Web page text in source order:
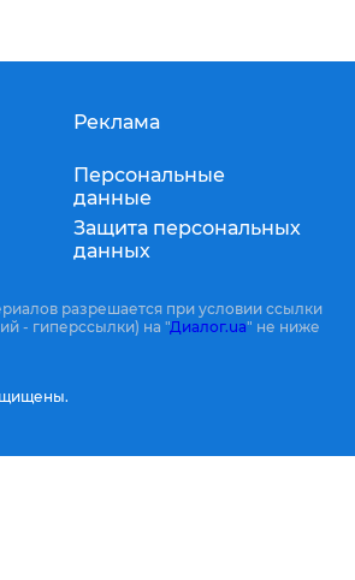
Реклама
Персональные
данные
Защита персональных
данных
разрешается при условии ссылки
- гиперссылки) на "Диалог.ua" не ниже